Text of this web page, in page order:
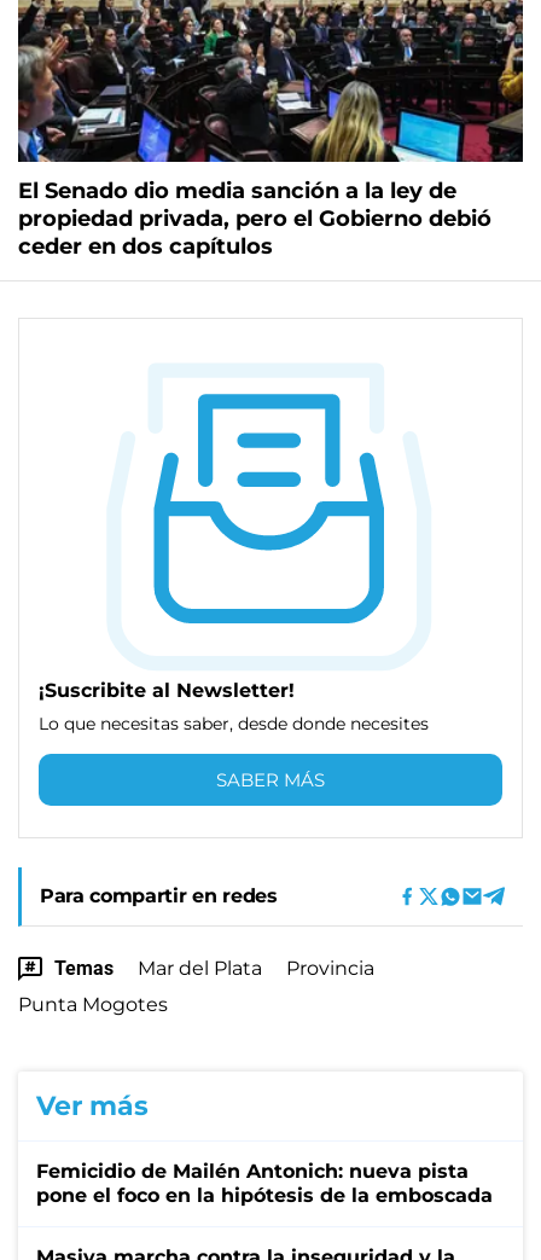
El Senado dio media sanción a la ley de
propiedad privada, pero el Gobierno debió
ceder en dos capítulos
¡Suscribite al Newsletter!
Lo que necesitas saber, desde donde necesites
SABER MÁS
Para compartir en redes
Temas Mar del Plata
Provincia
Punta Mogotes
Ver más
Femicidio de Mailén Antonich: nueva pista
pone el foco en la hipótesis de la emboscada